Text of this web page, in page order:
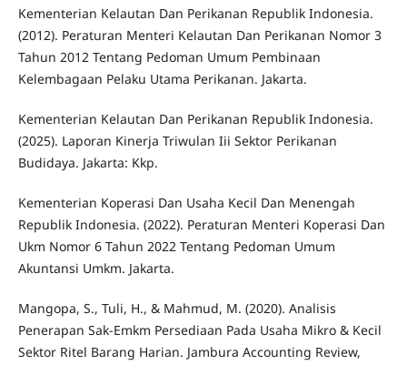
Kementerian Kelautan Dan Perikanan Republik Indonesia.
(2012). Peraturan Menteri Kelautan Dan Perikanan Nomor 3
Tahun 2012 Tentang Pedoman Umum Pembinaan
Kelembagaan Pelaku Utama Perikanan. Jakarta.
Kementerian Kelautan Dan Perikanan Republik Indonesia.
(2025). Laporan Kinerja Triwulan Iii Sektor Perikanan
Budidaya. Jakarta: Kkp.
Kementerian Koperasi Dan Usaha Kecil Dan Menengah
Republik Indonesia. (2022). Peraturan Menteri Koperasi Dan
Ukm Nomor 6 Tahun 2022 Tentang Pedoman Umum
Akuntansi Umkm. Jakarta.
Mangopa, S., Tuli, H., & Mahmud, M. (2020). Analisis
Penerapan Sak-Emkm Persediaan Pada Usaha Mikro & Kecil
Sektor Ritel Barang Harian. Jambura Accounting Review,